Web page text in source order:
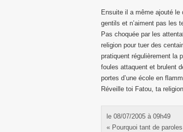
Ensuite il a même ajouté
gentils et n’aiment pas les
Pas choquée par les
religion pour tuer des
pratiquent régulièrement la
foules attaquent et brulent
portes d’une école en
Réveille toi Fatou, ta
le 08/07/2005 à 09h49
« Pourquoi tant de